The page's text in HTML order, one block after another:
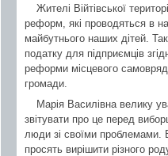
Жителі Війтівської
реформ, які проводяться в
майбутнього наших дітей.
податку для підприємців
реформи місцевого
громади.
Марія Василівна велику
звітувати про це перед
люди зі своїми проблемами.
просять вирішити різного